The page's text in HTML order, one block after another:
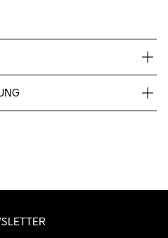
100% Polyurethan